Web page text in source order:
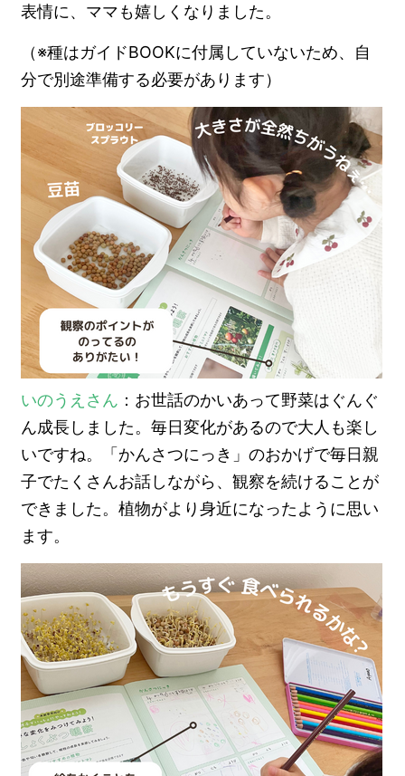
表情に、ママも嬉しくなりました。
（※種はガイドBOOKに付属していないため、自
分で別途準備する必要があります）
いのうえさん ：お世話のかいあって野菜はぐんぐ
ん成長しました。毎日変化があるので大人も楽し
いですね。「かんさつにっき」のおかげで毎日親
子でたくさんお話しながら、観察を続けることが
できました。植物がより身近になったように思い
ます。